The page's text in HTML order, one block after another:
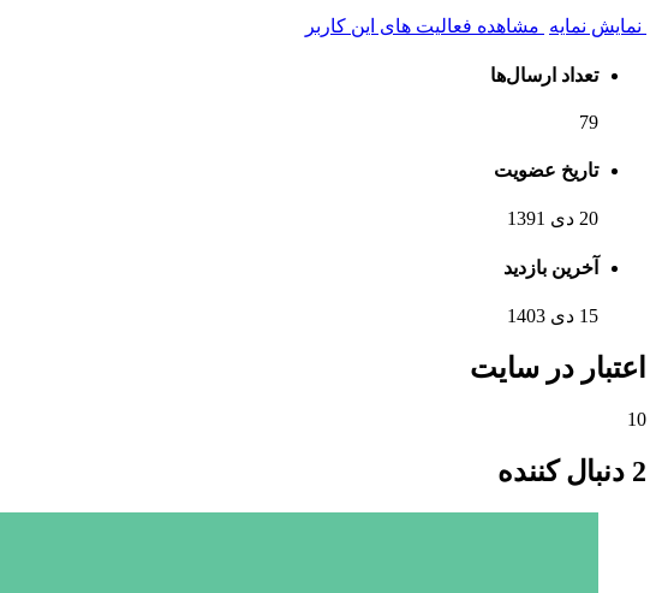
نمایش نمایه مشاهده فعالیت های این کاربر
تعداد ارسال‌ها
79
تاریخ عضویت
20 دی 1391
آخرین بازدید
15 دی 1403
اعتبار در سایت
10
2 دنبال کننده